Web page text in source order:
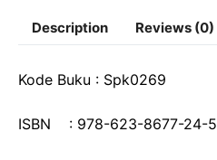
Description Reviews (0)
Kode Buku : Spk0269
ISBN : 978-623-8677-24-5